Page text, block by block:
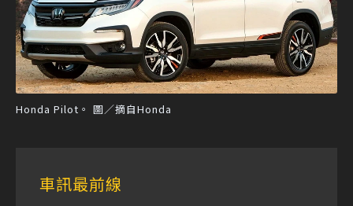
Honda Pilot。 圖／摘自Honda
車訊最前線